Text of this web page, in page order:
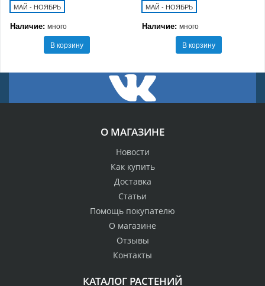
МАЙ - НОЯБРЬ
Наличие: много
В корзину
МАЙ - НОЯБРЬ
Наличие: много
В корзину
О МАГАЗИНЕ
Новости
Как купить
Доставка
Статьи
Помощь покупателю
О магазине
Отзывы
Контакты
КАТАЛОГ РАСТЕНИЙ